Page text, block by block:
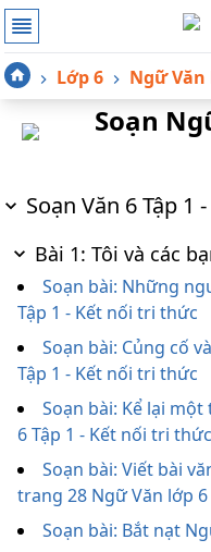
Lớp 6 Ngữ Văn
Soạn
Soạn Văn 6 Tập 1
Bài 1: Tôi và các
Soạn bài: Những
Tập 1 - Kết nối tri thức
Soạn bài: Củng cố
Tập 1 - Kết nối tri thức
Soạn bài: Kể lại
6 Tập 1 - Kết nối tri thức
Soạn bài: Viết bài
trang 28 Ngữ Văn lớp
Soạn bài: Bắt nạt